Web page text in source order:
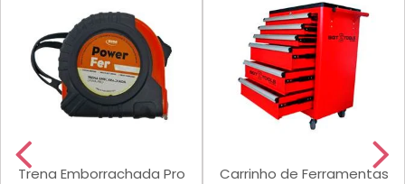
Trena Emborrachada Pro
Carrinho de Ferramentas